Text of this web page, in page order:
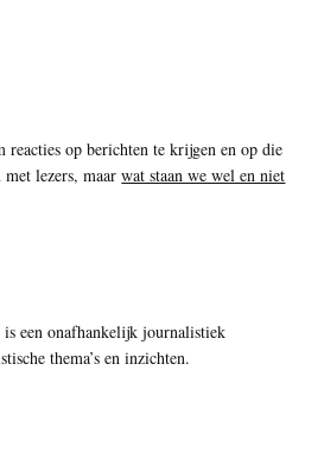
reacties op berichten te krijgen en op die
met lezers, maarwat staan we wel en niet
een onafhankelijk journalistiek
thema’s en inzichten.